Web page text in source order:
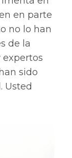
en parte
no lo han
de la
sido
Usted